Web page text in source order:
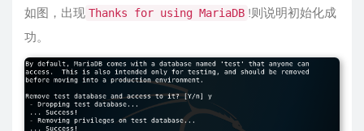
如图，出现 Thanks for using MariaDB !则说明初始化成
功。